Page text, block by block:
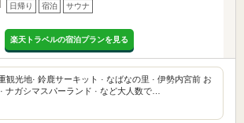
日帰り 宿泊 サウナ
楽天トラベルの宿泊プランを見る
観光地· 鈴鹿サーキット · なばなの里 · 伊勢内宮前 お
ナガシマスパーランド · など大人数で…